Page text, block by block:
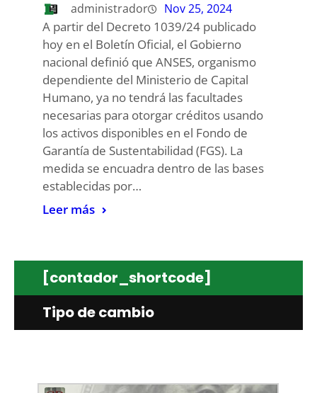
administrador Nov 25, 2024
A partir del Decreto 1039/24 publicado
hoy en el Boletín Oficial, el Gobierno
nacional definió que ANSES, organismo
dependiente del Ministerio de Capital
Humano, ya no tendrá las facultades
necesarias para otorgar créditos usando
los activos disponibles en el Fondo de
Garantía de Sustentabilidad (FGS). La
medida se encuadra dentro de las bases
establecidas por…
Leer más
[contador_shortcode]
Tipo de cambio